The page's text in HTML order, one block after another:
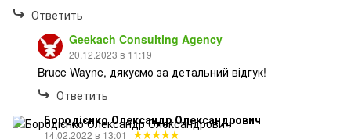
Ответить
Geekach Consulting Agency
20.12.2023 в 11:19
Bruce Wayne, дякуємо за детальний відгук!
Ответить
Бородієнко Олександр Олександрович
14.02.2022 в 13:01